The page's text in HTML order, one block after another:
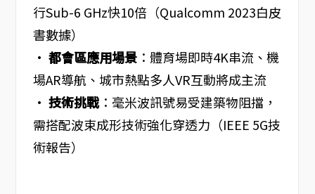
行Sub-6 GHz快10倍（Qualcomm 2023白皮
書數據）
• 都會區應用場景：體育場即時4K串流、機
場AR導航、城市熱點多人VR互動將成主流
• 技術挑戰：毫米波訊號易受建築物阻擋，
需搭配波束成形技術強化穿透力（IEEE 5G技
術報告）